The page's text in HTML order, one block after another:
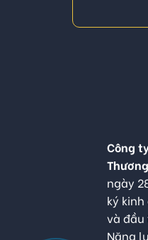
Công
ngày
ký kinh
và đầu
Năng